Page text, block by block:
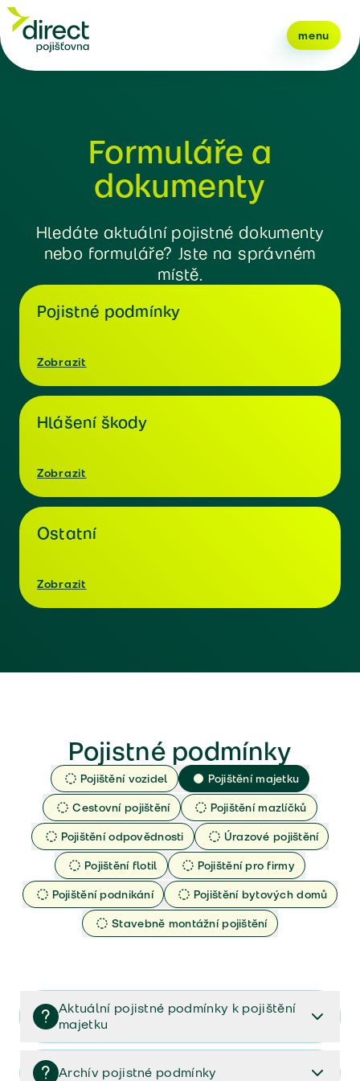
menu
Formuláře a
dokumenty
Hledáte aktuální pojistné dokumenty
nebo formuláře? Jste na správném
místě.
Pojistné podmínky
Zobrazit
Hlášení škody
Zobrazit
Ostatní
Zobrazit
Pojistné podmínky
Pojištění vozidel
Pojištění majetku
Cestovní pojištění
Pojištění mazlíčků
Pojištění odpovědnosti
Úrazové pojištění
Pojištění flotil
Pojištění pro firmy
Pojištění podnikání
Pojištění bytových domů
Stavebně montážní pojištění
Aktuální pojistné podmínky k pojištění
majetku
Dokumenty k vašemu pojištění majetku (PPM-
10/2025)
Archív pojistné podmínky